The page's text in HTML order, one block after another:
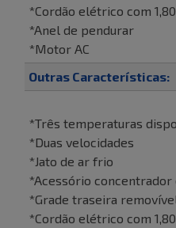
*Cordão elétrico com
*Anel de pendurar
*Motor AC
Outras Características:
*Três temperaturas
*Duas velocidades
*Jato de ar frio
*Acessório concentrador
*Grade traseira removível
*Cordão elétrico com